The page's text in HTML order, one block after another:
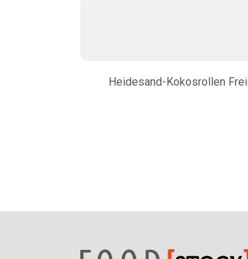
Heidesand-Kokosrollen Frei